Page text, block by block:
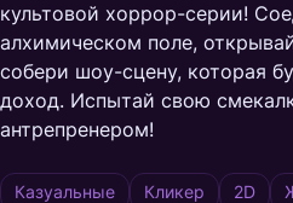
культовой хоррор-серии!
алхимическом поле,
собери шоу-сцену, которая
доход. Испытай свою
антрепренером!
Казуальные Кликер 2D